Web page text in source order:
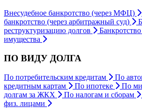
Внесудебное банкротство (через МФЦ)
банкротство (через арбитражный суд)
реструктуризацию долгов
имущества
ПО ВИДУ ДОЛГА
По потребительским кредитам По
кредитным картам
По ипотеке По
долгам за ЖКХ
По налогам и сборам
физ. лицами